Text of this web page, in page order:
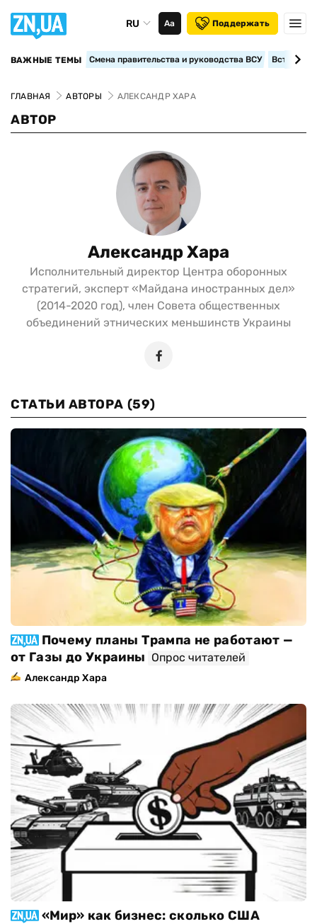
RU Аа Поддержать
ВАЖНЫЕ ТЕМЫ Смена правительства и руководства ВСУ
ГЛАВНАЯ АВТОРЫ АЛЕКСАНДР ХАРА
АВТОР
Александр Хара
Исполнительный директор Центра оборонных
стратегий, эксперт «Майдана иностранных дел»
(2014-2020 год), член Совета общественных
объединений этнических меньшинств Украины
СТАТЬИ АВТОРА (59)
Почему планы Трампа не работают —
от Газы до Украины Опрос читателей
Александр Хара
«Мир» как бизнес: сколько США